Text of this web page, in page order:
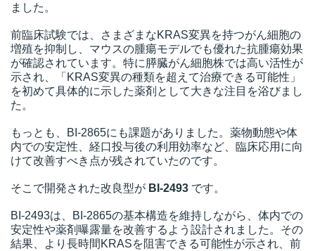
ました。
前臨床試験では、さまざまなKRAS変異を持つがん細胞の
増殖を抑制し、マウスの腫瘍モデルでも優れた抗腫瘍効果
が確認されています。特に膵臓がん細胞株では高い活性が
示され、「KRAS変異の種類を超えて治療できる可能性」
を初めて具体的に示した薬剤として大きな注目を浴びまし
た。
もっとも、BI-2865にも課題がありました。薬物動態や体
内での安定性、経口投与後の利用効率など、臨床応用に向
けて改善すべき点が残されていたのです。
そこで開発された改良型が BI-2493 です。
BI-2493は、BI-2865の基本構造を維持しながら、体内での
安定性や薬剤曝露量を改善するよう設計されました。その
結果、より長時間KRASを阻害できる可能性が示され、前